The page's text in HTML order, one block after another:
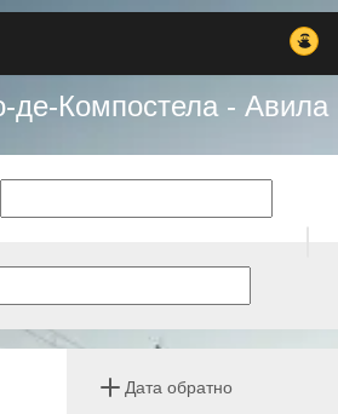
де-Компостела - Авила
Дата обратно